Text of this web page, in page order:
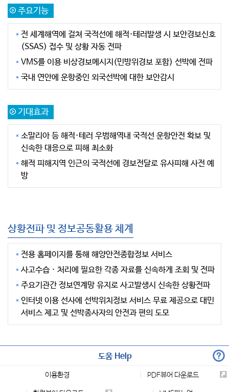
주요기능
전 세계해역에 걸쳐 국적선에 해적·테러발생 시 보안경보신호
(SSAS) 접수 및 상황 자동 전파
VMS를 이용 비상경보메시지(민방위경보 포함) 선박에 전파
국내 연안에 운항중인 외국선박에 대한 보안감시
기대효과
소말리아 등 해적·테러 우범해역내 국적선 운항안전 확보 및
신속한 대응으로 피해 최소화
해적 피해지역 인근의 국적선에 경보전달로 유사피해 사전 예
방
상황전파 및 정보공동활용 체계
전용 홈페이지를 통해 해양안전종합정보 서비스
사고수습 · 처리에 필요한 각종 자료를 신속하게 조회 및 전파
주요기관간 정보연계망 유지로 사고발생시 신속한 상황전파
인터넷 이용 선사에 선박위치정보 서비스 무료 제공으로 대민
서비스 제고 및 선박종사자의 안전과 편의 도모
도움 Help
이용환경 PDF뷰어 다운로드